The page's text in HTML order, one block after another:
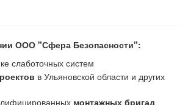
ООО "Сфера Безопасности":
слаботочных систем
в Ульяновской области и других
монтажных бригад